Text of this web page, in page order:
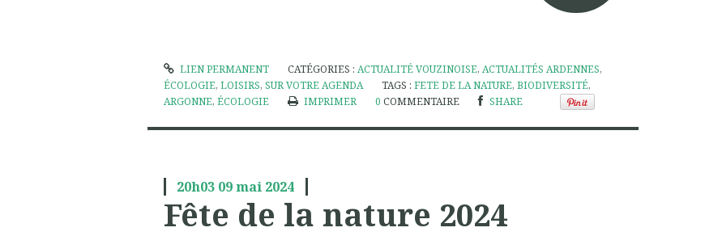
LIEN PERMANENT CATÉGORIES :ACTUALITÉ VOUZINOISE,ACTUALITÉS ARDENNES,
ÉCOLOGIE, LOISIRS, SUR VOTRE AGENDA TAGS : FETE DE LA NATURE, BIODIVERSITÉ,
ARGONNE, ÉCOLOGIE IMPRIMER 0 COMMENTAIRE SHARE
20h03 09mai 2024
Fête de la nature 2024